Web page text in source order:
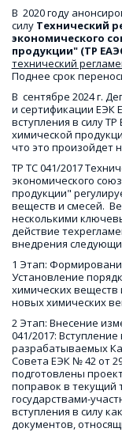
В  2020 году
силу Технический
экономического
технический
Поднее срок
В  сентябре 2024 г.
и сертификации ЕЭК
вступления в силу
химической
что это произойдет
ТР ТС 041/2017
экономического
продукции"
веществ и смесей.
несколькими
действие
внедрения
1 Этап:
Установление
химических
новых химических
2 Этап: Внесение
041/2017:
разрабатываемых
Совета ЕЭК № 42 от
подготовлены
поправок в текущий
государствами-
вступления в силу
документов,